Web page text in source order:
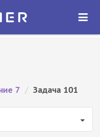
ОТКРЫТЬ
7 / Задача 101